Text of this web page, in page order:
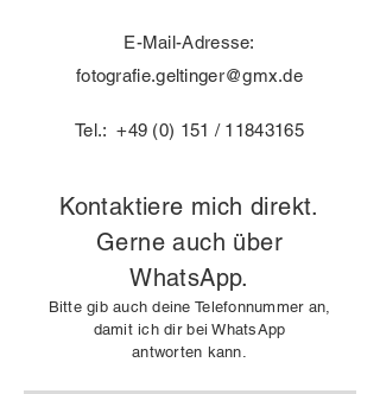
E-Mail-Adresse:
fotografie.geltinger@gmx.de
Tel.: +49 (0) 151 / 11843165
Kontaktiere mich direkt.
Gerne auch über
WhatsApp.
Bitte gibauch deine Telefonnummer an,
damit ich dir bei WhatsApp
antworten kann.